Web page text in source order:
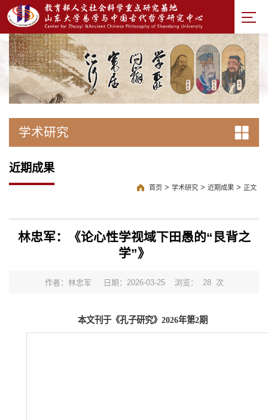
学术研究
近期成果
首页 > 学术研究 > 近期成果 > 正文
林忠军：《论心性学视域下田愚的“艮背之
学”》
作者：林忠军 日期：2026-03-25 浏览： 28 次
本文刊于《孔子研究》2026年第2期